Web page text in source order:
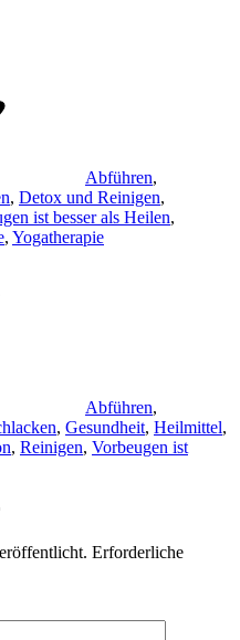
Abführen,
, Detox und Reinigen,
ist besser als Heilen,
, Yogatherapie
Abführen,
, Gesundheit, Heilmittel,
, Reinigen, Vorbeugen ist
Erforderliche